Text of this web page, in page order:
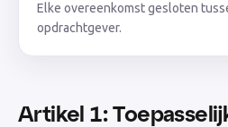
Elke overeenkomst gesloten
opdrachtgever.
Artikel 1: